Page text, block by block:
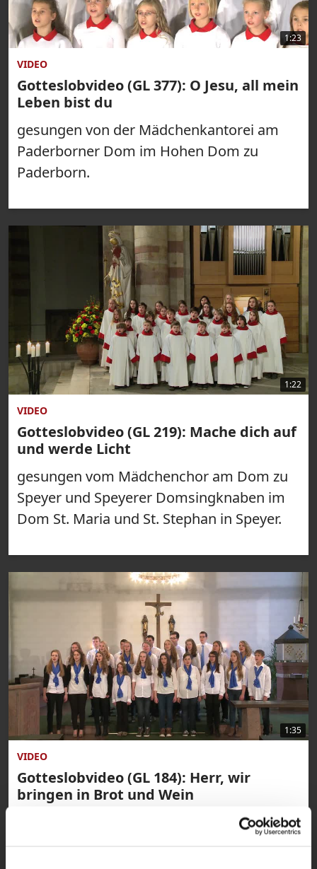
1:23
VIDEO
Gotteslobvideo (GL 377): O Jesu, all mein
Leben bist du
gesungen von der Mädchenkantorei am
Paderborner Dom im Hohen Dom zu
Paderborn.
1:22
VIDEO
Gotteslobvideo (GL 219): Mache dich auf
und werde Licht
gesungen vom Mädchenchor am Dom zu
Speyer und Speyerer Domsingknaben im
Dom St. Maria und St. Stephan in Speyer.
1:35
VIDEO
Gotteslobvideo (GL 184): Herr, wir
bringen in Brot und Wein
gesungen vom Kinder- und Jugendchor St.